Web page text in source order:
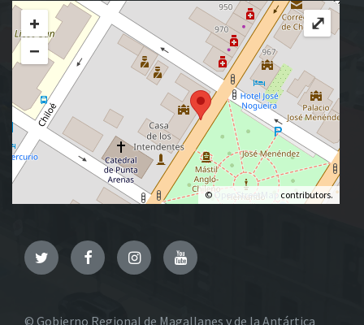
+
−
© OpenStreetMap contributors.
⤢
TwitterFacebookInstagramYouTube
© Gobierno Regional de Magallanes y de la Antártica